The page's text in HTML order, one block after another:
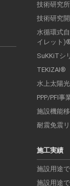
技術研究所
技術研究
水循環式
イレット)®
SuKKiTシ
TEKIZAI®
水上太陽
PPP/PFI事
施設機能
耐震免震
施工実績
施設用途
施設用途